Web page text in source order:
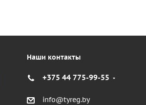
Наши контакты
+375 44 775-99-55
info@tyreg.by